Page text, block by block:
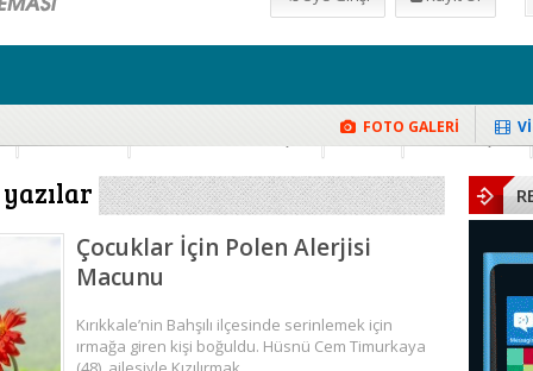
Moda Dekorasyon
FOTO GALERİ
Çocuklar İçin Polen Alerjisi
Macunu
Kırıkkale’nin Bahşılı ilçesinde serinlemek için
ırmağa giren kişi boğuldu. Hüsnü Cem Timurkaya